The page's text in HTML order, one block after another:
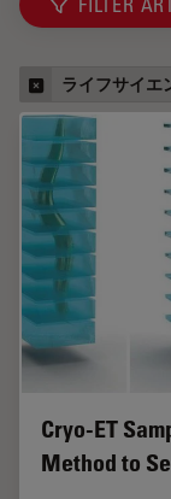
ライフサイエ
Cryo-ET
Method to